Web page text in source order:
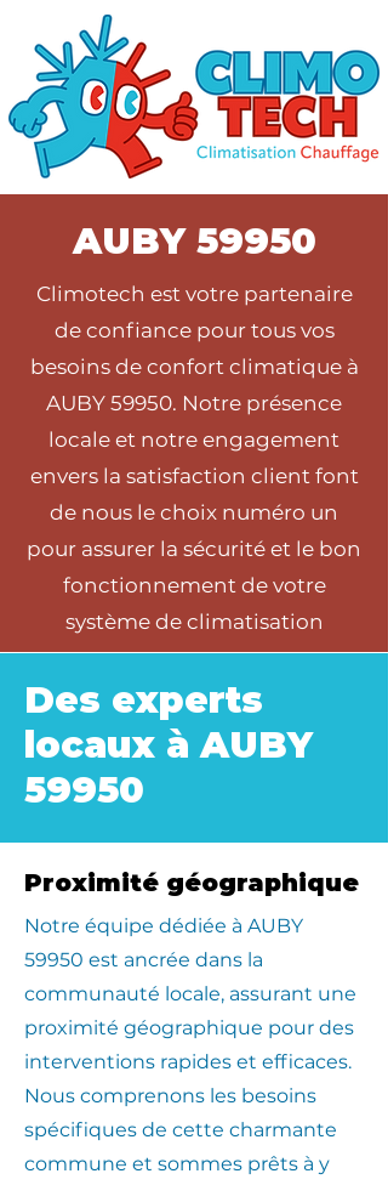
AUBY 59950
Climotech est votre partenaire
de confiance pour tous vos
besoins de confort climatique à
AUBY 59950. Notre présence
locale et notre engagement
envers la satisfaction client font
de nous le choix numéro un
pour assurer la sécurité et le bon
fonctionnement de votre
système de climatisation
Des experts
locaux à AUBY
59950
Proximité géographique
​Notre équipe dédiée à AUBY
59950 est ancrée dans la
communauté locale, assurant une
proximité géographique pour des
interventions rapides et efficaces.
Nous comprenons les besoins
spécifiques de cette charmante
commune et sommes prêts à y